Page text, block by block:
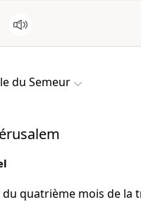
du Semeur
quatrième mois de la